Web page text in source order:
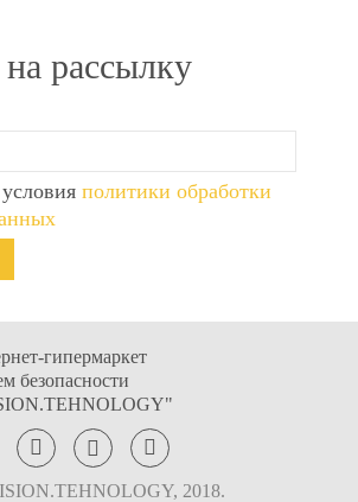
Tantos
Tantos
рассылку
политики обработки
гипермаркет
безопасности
2018.